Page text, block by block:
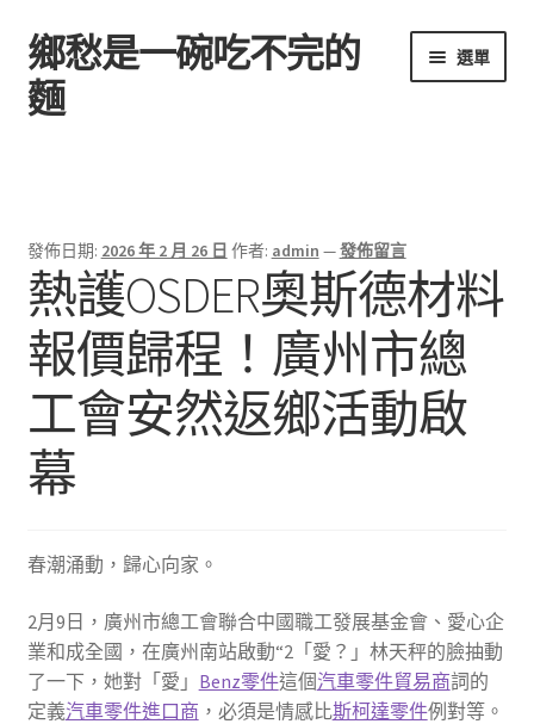
跳
至
導
跳
至
主
鄉愁是一碗吃不完的
麵
選單
發佈日期: 2026 年 2 月 26 日 作者: admin —發佈留言
熱護OSDER奧斯德材料
報價歸程！廣州市總
工會安然返鄉活動啟
幕
春潮涌動，歸心向家。
2月9日，廣州市總工會聯合中國職工發展基金會、愛心企
業和成全國，在廣州南站啟動“2「愛？」林天秤的臉抽動
了一下，她對「愛」 Benz零件這個汽車零件貿易商詞的
定義汽車零件進口商 ，必須是情感比斯柯達零件例對等。